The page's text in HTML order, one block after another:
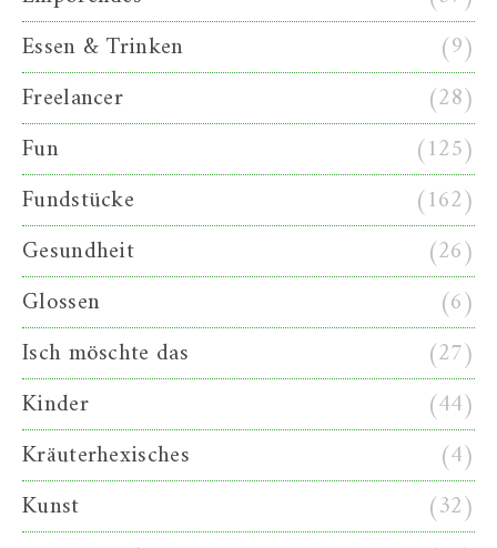
Essen & Trinken
(9)
Freelancer
(28)
Fun
(125)
Fundstücke
(162)
Gesundheit
(26)
Glossen
(6)
Isch möschte das
(27)
Kinder
(44)
Kräuterhexisches
(4)
Kunst
(32)